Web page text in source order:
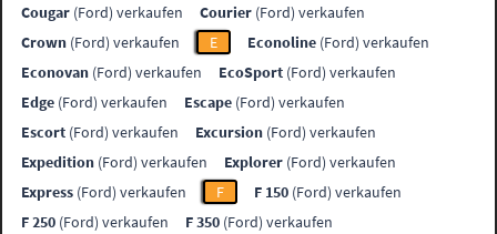
Cougar (Ford) verkaufen Courier (Ford) verkaufen
Crown (Ford) verkaufen E Econoline (Ford) verkaufen
Econovan (Ford) verkaufen EcoSport (Ford) verkaufen
Edge (Ford) verkaufen Escape (Ford) verkaufen
Escort (Ford) verkaufen Excursion (Ford) verkaufen
Expedition (Ford) verkaufen Explorer (Ford) verkaufen
Express (Ford) verkaufen F F 150 (Ford) verkaufen
F 250 (Ford) verkaufen F 350 (Ford) verkaufen